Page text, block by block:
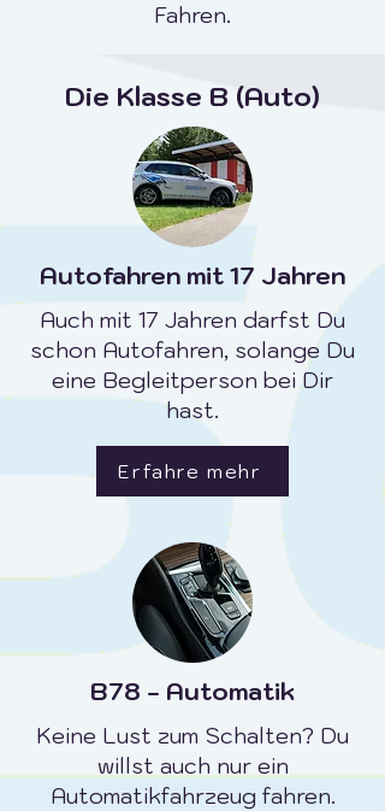
Fahren.
Die Klasse B (Auto)
Autofahren mit 17 Jahren
Auch mit 17 Jahren darfst Du
schon Autofahren, solange Du
eine Begleitperson bei Dir
hast.
Erfahre mehr
B78 - Automatik
Keine Lust zum Schalten? Du
willst auch nur ein
Automatikfahrzeug fahren.